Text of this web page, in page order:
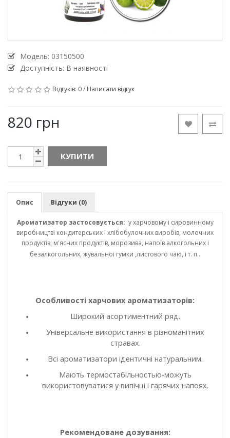
Модель: 03150500
Доступність: В наявності
Відгуків: 0/ Написати відгук
820 грн
КУПИТИ
Опис Відгуки (0)
Ароматизатор застосовується: у харчовому і сировинному
виробництві кондитерських і хлібобулочних виробів, молочних
продуктів, м'ясних продуктів, морозива, напоїв алкогольних і
безалкогольних, жувальної гумки ,листового чаю, і т. п..
Особливості харчових ароматизаторів:
Широкий асортиментний ряд.
Універсальне використання в різноманітних
стравах.
Всі ароматизатори ідентичні натуральним.
Мають термостабільностью-можуть
використовуватися у випічці і гарячих напоях.
Рекомендоване дозування: